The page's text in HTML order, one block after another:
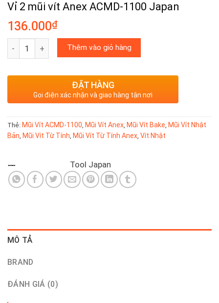
Vỉ 2 mũi vít Anex ACMD-1100 Japan
136.000₫
Vỉ 2 mũi vít Anex ACMD-1100 Japan số lượng
Thêm vào giỏ hàng
ĐẶT HÀNG
Gọi điện xác nhận và giao hàng tận nơi
Thẻ: Mũi Vít ACMD-1100 Mũi Vít Anex Mũi Vít Bake Mũi Vít Nhật
Bản Mũi Vít Từ Tính Mũi Vít Từ Tính Anex Vít Nhật
Tool Japan
MÔ TẢ
BRAND
ĐÁNH GIÁ (0)